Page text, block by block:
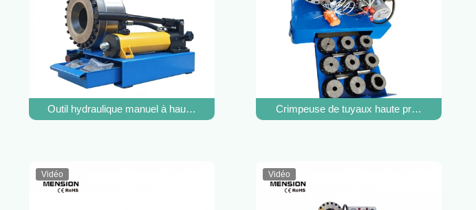
Outil hydraulique manuel à haute pression flexible de pressing de tuyau du sertisseur P16HP de
Crimpeuse de tuyaux haute pression,
Vidéo Vidéo